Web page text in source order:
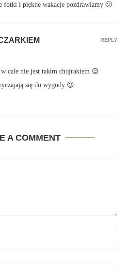
fotki i piękne wakacje pozdrawiamy 🙂
cale nie jest takim chojrakiem 😉
się do wygody 😉
REPLY
A COMMENT